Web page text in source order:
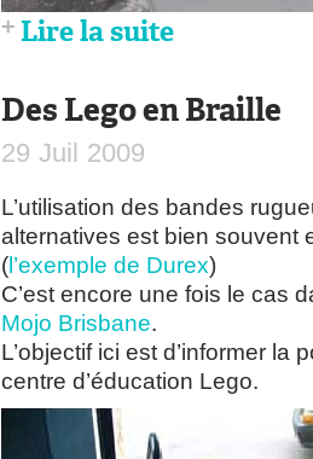
Lire la suite
Des Lego en Braille
29 Juil 2009
L’utilisation des bandes
alternatives est bien souvent
( l’exemple de Durex)
C’est encore une fois le cas
Mojo Brisbane.
L’objectif ici est d’informer la
centre d’éducation Lego.